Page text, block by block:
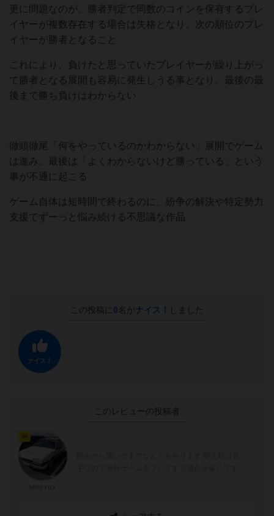
更に問題なのが、勝者判定で同数のコインを保有するプレ
イヤーが複数存在する場合は失格となり、次の順位のプレ
イヤーが勝者となること
これにより、負けたと思っていたプレイヤーが繰り上がっ
て勝者となる展開も容易に発生しうる事となり、最後の最
後まで勝ち負けはわからない
徹頭徹尾「何をやっているのかわからない」展開でゲーム
は進み、最後は「よくわからないけど勝っている」という
事が不通に起こる
ゲーム自体は短時間で終わるのに、紛争の解決や特定勢力
支援でずーっと悩み続ける不思議な作品
この投稿に 0名がナイス！ しました
ナイス！
このレビューの投稿者